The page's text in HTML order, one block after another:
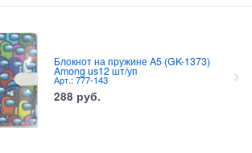
Блокнот на пружине A5 (GK-1373)
Among us12 шт/уп
Арт.: 777-143
288 руб.